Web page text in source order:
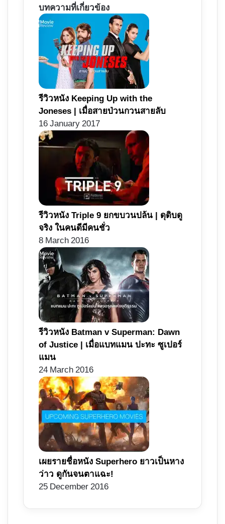
บทความที่เกี่ยวข้อง
รีวิวหนัง Keeping Up with the
Joneses | เมื่อสายป่วนกวนสายลับ
16 January 2017
รีวิวหนัง Triple 9 ยกขบวนปล้น | ดุดิบดู
จริง ในคนดีมีคนชั่ว
8 March 2016
รีวิวหนัง Batman v Superman: Dawn
of Justice | เมื่อแบทแมน ปะทะ ซูเปอร์
แมน
24 March 2016
เผยรายชื่อหนัง Superhero ยาวเป็นหาง
ว่าว ดูกันจนตาแฉะ!
25 December 2016